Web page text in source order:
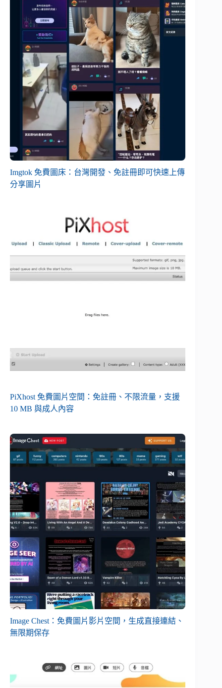
Imgtok 免費圖床：台灣開發、免註冊即可快速上傳
分享圖片
PiXhost 免費圖片空間：免註冊、不限流量，支援
10 MB 與成人內容
Image Chest：免費圖片影片空間，生成直接連結、
無限期保存